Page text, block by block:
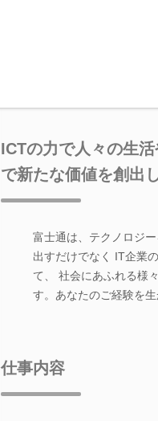
ICTの力で人々の生
で新たな価値を創出
富士通は、テクノロジ
出すだけでなく IT企業
て、 社会にあふれる様
す。あなたのご経験を
仕事内容